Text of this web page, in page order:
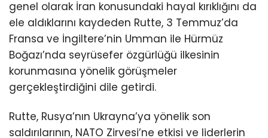
genel olarak İran konusundaki hayal kırıklığını da
ele aldıklarını kaydeden Rutte, 3 Temmuz’da
Fransa ve İngiltere’nin Umman ile Hürmüz
Boğazı’nda seyrüsefer özgürlüğü ilkesinin
korunmasına yönelik görüşmeler
gerçekleştirdiğini dile getirdi.
Rutte, Rusya’nın Ukrayna’ya yönelik son
saldırılarının, NATO Zirvesi’ne etkisi ve liderlerin